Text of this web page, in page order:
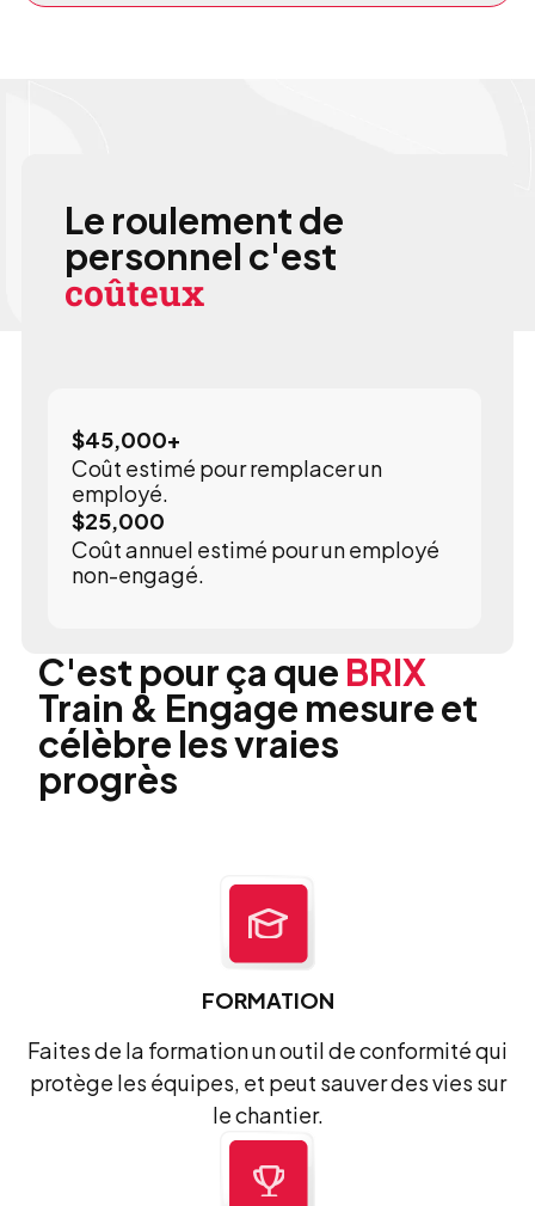
Le roulement de
personnel c'est
coûteux
$45,000+
Coût estimé pour remplacer un
employé.
$25,000
Coût annuel estimé pour un employé
non-engagé.
C'est pour ça que BRIX
Train & Engage mesure et
célèbre les vraies
progrès
FORMATION
Faites de la formation un outil de conformité qui
protège les équipes, et peut sauver des vies sur
le chantier.